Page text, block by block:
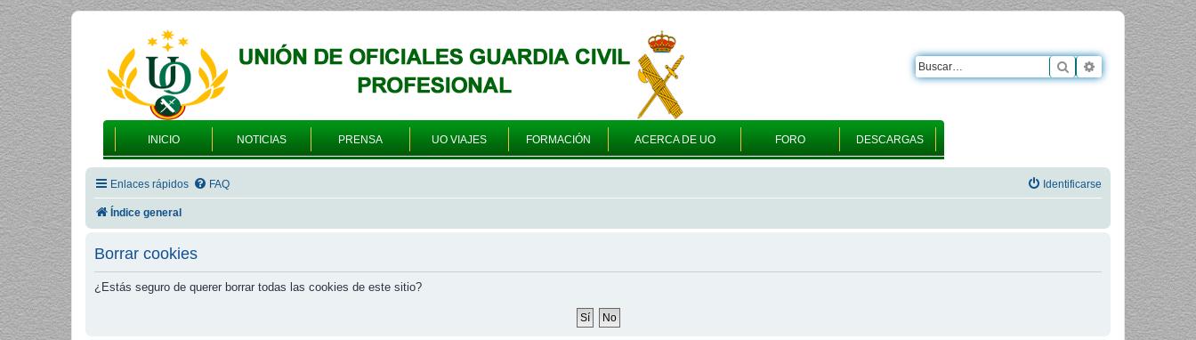
INICIO NOTICIAS PRENSA UO VIAJES FORMACIÓN ACERCA DE UO FORO DESCARGAS
Buscar Búsqueda
Enlaces rápidos FAQ Identificarse
Índice general
Borrar cookies
¿Estás seguro de querer borrar todas las cookies de este sitio?